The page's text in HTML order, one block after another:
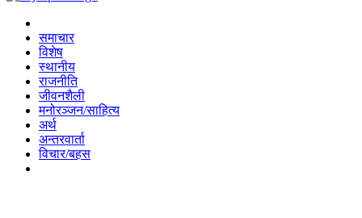
समाचार
विशेष
स्थानीय
राजनीति
जीवनशैली
मनोरञ्जन/साहित्य
अर्थ
अन्तरवार्ता
विचार/बहस